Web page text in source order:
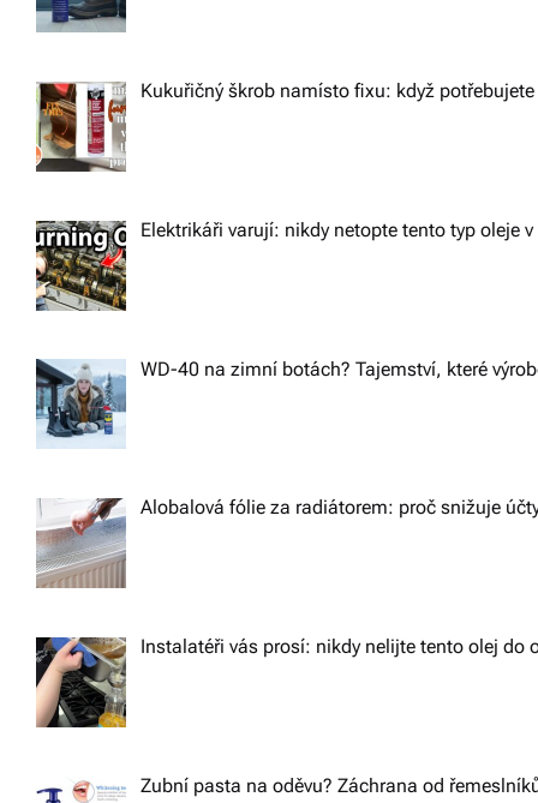
Kukuřičný škrob namísto fixu: když
Elektrikáři varují: nikdy netopte tento typ oleje v
WD-40 na zimní botách? Tajemství, které
Alobalová fólie za radiátorem: proč snižuje
Instalatéři vás prosí: nikdy nelijte tento olej do
Zubní pasta na oděvu? Záchrana od